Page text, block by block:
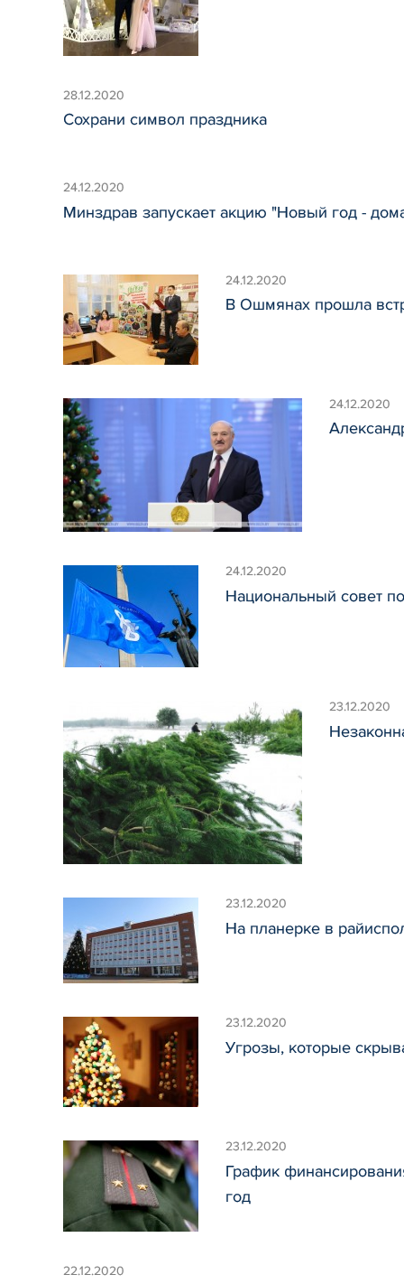
28.12.2020
Сохрани символ праздника
24.12.2020
Минздрав запускает акцию "Новый год -
24.12.2020
В Ошмянах прошла
24.12.2020
24.12.2020
Национальный совет
23.12.2020
23.12.2020
На планерке в
23.12.2020
Угрозы, которые
23.12.2020
График
год
22.12.2020